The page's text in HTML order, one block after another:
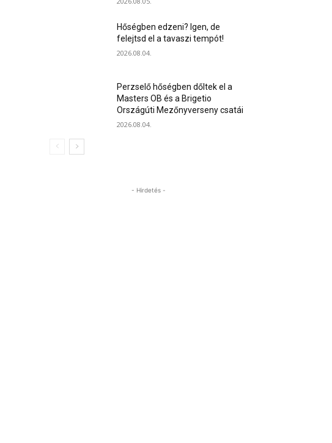
Hőségben edzeni? Igen, de
felejtsd el a tavaszi tempót!
2026.08.04.
Perzselő hőségben dőltek el a
Masters OB és a Brigetio
Országúti Mezőnyverseny csatái
2026.08.04.
- Hirdetés -